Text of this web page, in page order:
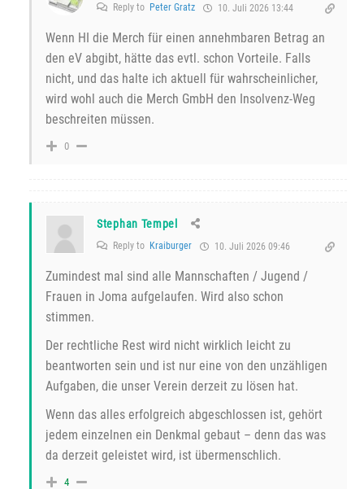
Reply to Peter Gratz 10. Juli 2026 13:44
Wenn HI die Merch für einen annehmbaren Betrag an
den eV abgibt, hätte das evtl. schon Vorteile. Falls
nicht, und das halte ich aktuell für wahrscheinlicher,
wird wohl auch die Merch GmbH den Insolvenz-Weg
beschreiten müssen.
0
Stephan Tempel
Reply to Kraiburger 10. Juli 2026 09:46
Zumindest mal sind alle Mannschaften / Jugend /
Frauen in Joma aufgelaufen. Wird also schon
stimmen.
Der rechtliche Rest wird nicht wirklich leicht zu
beantworten sein und ist nur eine von den unzähligen
Aufgaben, die unser Verein derzeit zu lösen hat.
Wenn das alles erfolgreich abgeschlossen ist, gehört
jedem einzelnen ein Denkmal gebaut – denn das was
da derzeit geleistet wird, ist übermenschlich.
4